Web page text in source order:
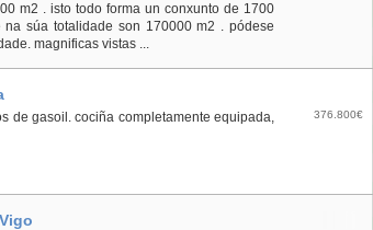
m2 . isto todo forma un conxunto de 1700
súa totalidade son 170000 m2 . pódese
magnificas vistas ...
de gasoil. cociña completamente equipada,
376.800€